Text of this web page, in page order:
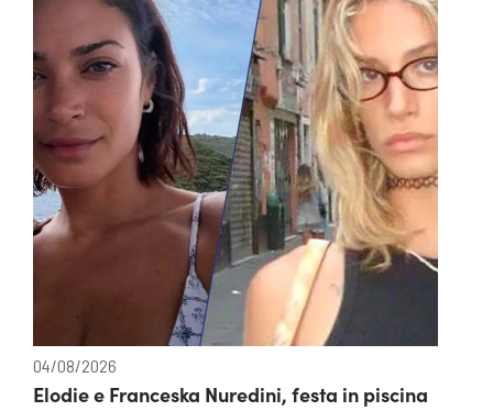
04/08/2026
Elodie e Franceska Nuredini, festa in piscina